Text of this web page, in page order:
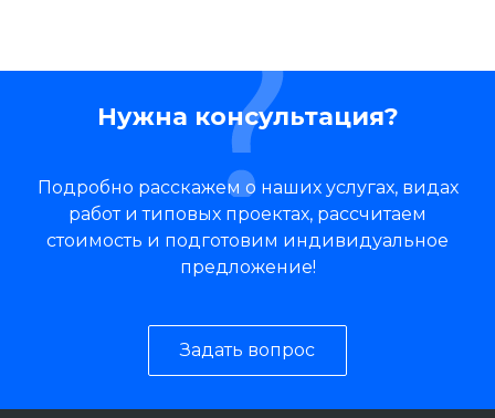
Нужна консультация?
Подробно расскажем о наших услугах, видах
работ и типовых проектах, рассчитаем
стоимость и подготовим индивидуальное
предложение!
Задать вопрос